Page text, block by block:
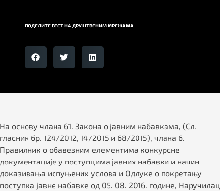
ПОДЕЛИТЕ ВЕСТ НА ДРУШТВЕНИМ МРЕЖАМА
На основу члана 61. Закона о јавним набавкама, (Сл.
гласник бр. 124/2012, 14/2015 и 68/2015), члана 6.
Правилник о обавезним елементима конкурсне
документације у поступцима јавних набавки и начин
доказивања испуњених услова и Одлуке о покретању
поступка јавне набавке од 05. 08. 2016. године, Наручилац